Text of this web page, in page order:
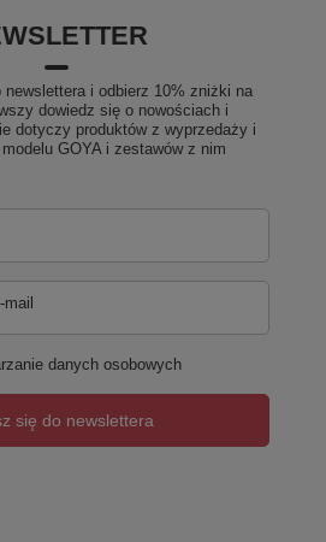
i odbierz 10% zniżki na
dowiedz się o nowościach i
dotyczy produktów z wyprzedaży i
GOYA i zestawów z nim
danych osobowych
się do newslettera